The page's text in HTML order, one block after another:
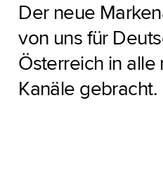
Der neue
von uns für
Österreich in alle
Kanäle gebracht.